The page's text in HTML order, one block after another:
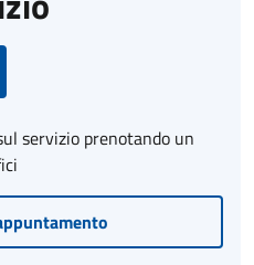
servizio prenotando un